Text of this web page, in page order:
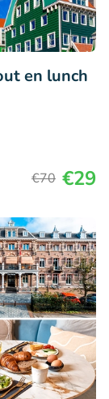
en lunch
€70 €29